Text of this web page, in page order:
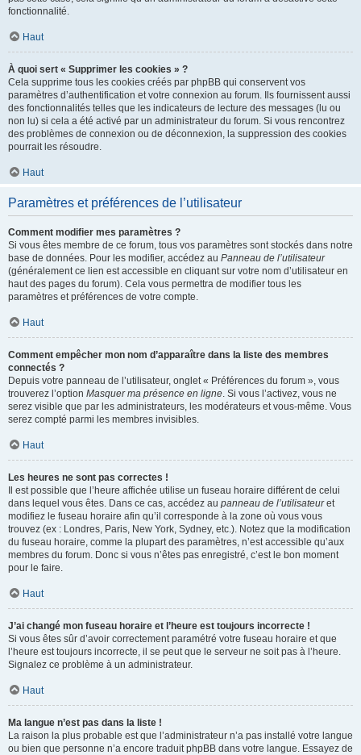
fonctionnalité.
Haut
À quoi sert « Supprimer les cookies » ?
Cela supprime tous les cookies créés par phpBB qui conservent vos
paramètres d’authentification et votre connexion au forum. Ils fournissent aussi
des fonctionnalités telles que les indicateurs de lecture des messages (lu ou
non lu) si cela a été activé par un administrateur du forum. Si vous rencontrez
des problèmes de connexion ou de déconnexion, la suppression des cookies
pourrait les résoudre.
Haut
Paramètres et préférences de l’utilisateur
Comment modifier mes paramètres ?
Si vous êtes membre de ce forum, tous vos paramètres sont stockés dans notre
base de données. Pour les modifier, accédez au Panneau de l’utilisateur
(généralement ce lien est accessible en cliquant sur votre nom d’utilisateur en
haut des pages du forum). Cela vous permettra de modifier tous les
paramètres et préférences de votre compte.
Haut
Comment empêcher mon nom d’apparaître dans la liste des membres
connectés ?
Depuis votre panneau de l’utilisateur, onglet « Préférences du forum », vous
trouverez l’option Masquer ma présence en ligne. Si vous l’activez, vous ne
serez visible que par les administrateurs, les modérateurs et vous-même. Vous
serez compté parmi les membres invisibles.
Haut
Les heures ne sont pas correctes !
Il est possible que l’heure affichée utilise un fuseau horaire différent de celui
dans lequel vous êtes. Dans ce cas, accédez au panneau de l’utilisateuret
modifiez le fuseau horaire afin qu’il corresponde à la zone où vous vous
trouvez (ex : Londres, Paris, New York, Sydney, etc.). Notez que la modification
du fuseau horaire, comme la plupart des paramètres, n’est accessible qu’aux
membres du forum. Donc si vous n’êtes pas enregistré, c’est le bon moment
pour le faire.
Haut
J’ai changé mon fuseau horaire et l’heure est toujours incorrecte !
Si vous êtes sûr d’avoir correctement paramétré votre fuseau horaire et que
l’heure est toujours incorrecte, il se peut que le serveur ne soit pas à l’heure.
Signalez ce problème à un administrateur.
Haut
Ma langue n’est pas dans la liste !
La raison la plus probable est que l’administrateur n’a pas installé votre langue
ou bien que personne n’a encore traduit phpBB dans votre langue. Essayez de